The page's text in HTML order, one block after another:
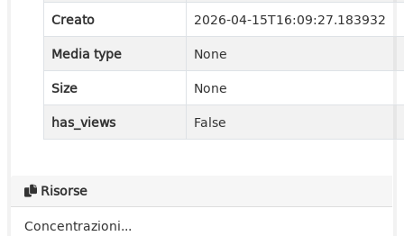
Risorse
Concentrazioni...
Creato
2026-04-15T16:09:27.183932
Media type
None
Size
None
has_views
False